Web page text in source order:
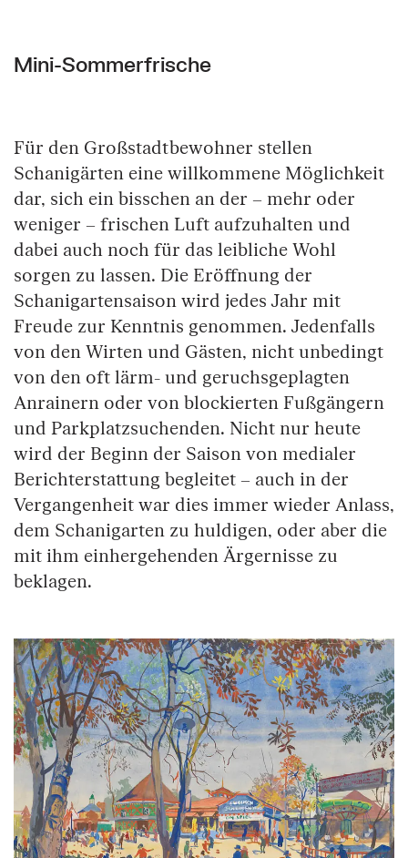
Mini-Sommerfrische
Für den Großstadtbewohner stellen
Schanigärten eine willkommene Möglichkeit
dar, sich ein bisschen an der – mehr oder
weniger – frischen Luft aufzuhalten und
dabei auch noch für das leibliche Wohl
sorgen zu lassen. Die Eröffnung der
Schanigartensaison wird jedes Jahr mit
Freude zur Kenntnis genommen. Jedenfalls
von den Wirten und Gästen, nicht unbedingt
von den oft lärm- und geruchsgeplagten
Anrainern oder von blockierten Fußgängern
und Parkplatzsuchenden. Nicht nur heute
wird der Beginn der Saison von medialer
Berichterstattung begleitet – auch in der
Vergangenheit war dies immer wieder Anlass,
dem Schanigarten zu huldigen, oder aber die
mit ihm einhergehenden Ärgernisse zu
beklagen.